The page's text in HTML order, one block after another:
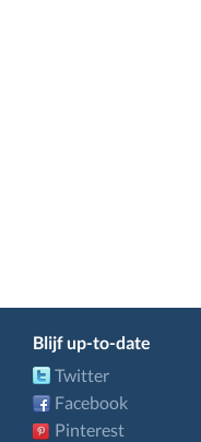
Blijf up-to-date
Twitter
Facebook
Pinterest